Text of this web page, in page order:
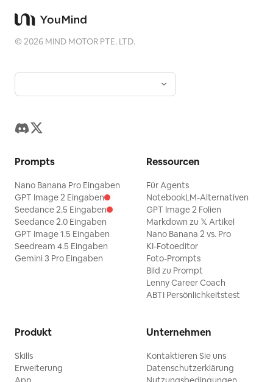
©2026 MIND MOTOR PTE. LTD.
Prompts
Nano Banana Pro Eingaben
GPT Image 2 Eingaben
Seedance 2.5 Eingaben
Seedance 2.0 Eingaben
GPT Image 1.5 Eingaben
Seedream 4.5 Eingaben
Gemini 3 Pro Eingaben
Ressourcen
Für Agents
NotebookLM-Alternativen
GPT Image 2 Folien
Markdown zu 𝕏 Artikel
Nano Banana 2 vs. Pro
KI-Fotoeditor
Foto-Prompts
Bild zu Prompt
Lenny Career Coach
ABTI Persönlichkeitstest
Produkt
Skills
Erweiterung
Unternehmen
Kontaktieren Sie uns
Datenschutzerklärung